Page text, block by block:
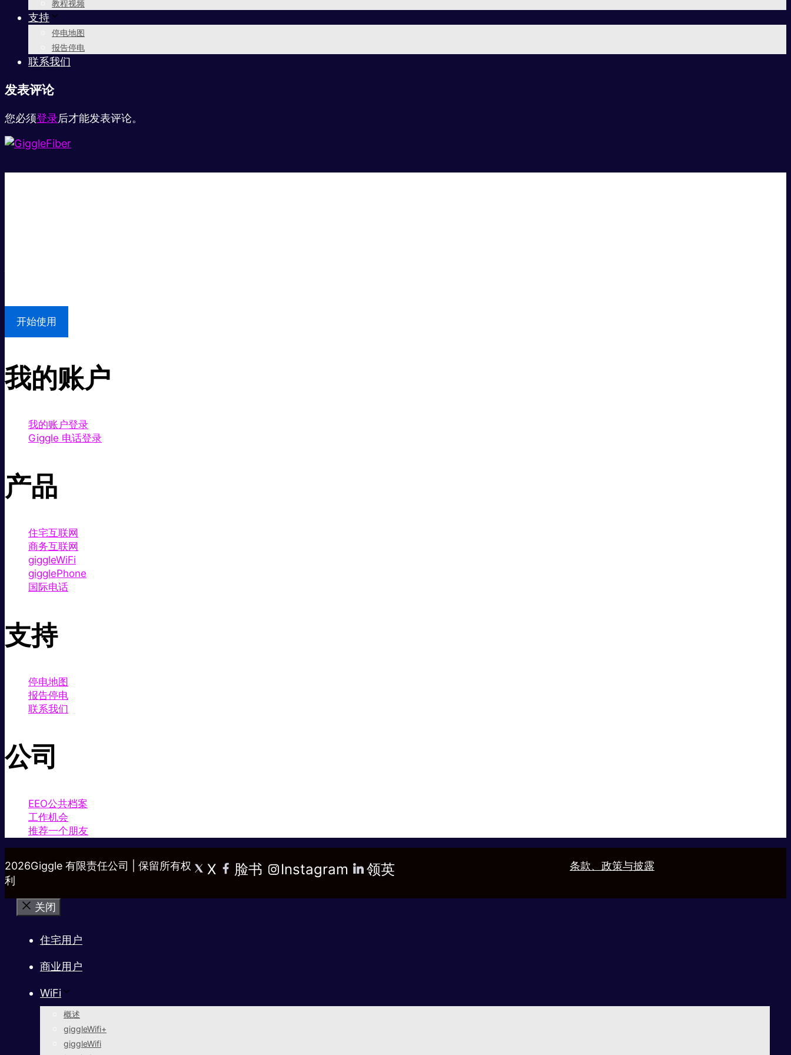
教程视频
支持
停电地图
报告停电
联系我们
发表评论
您必须登录后才能发表评论。
开始使用
我的账户
我的账户登录
Giggle 电话登录
产品
住宅互联网
商务互联网
giggleWiFi
gigglePhone
国际电话
支持
停电地图
报告停电
联系我们
公司
EEO公共档案
工作机会
推荐一个朋友
2026Giggle 有限责任公司 | 保留所有权
利
X 脸书 Instagram 领英 条款、政策与披露
关闭
住宅用户
商业用户
WiFi
概述
giggleWifi+
giggleWifi